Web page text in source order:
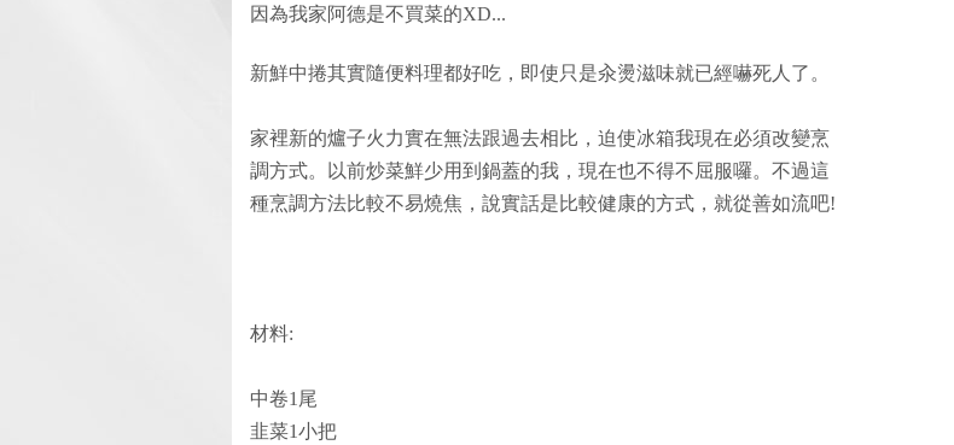
因為我家阿德是不買菜的XD...
新鮮中捲其實隨便料理都好吃，即使只是汆燙滋味就已經嚇死人了。
家裡新的爐子火力實在無法跟過去相比，迫使冰箱我現在必須改變烹
調方式。以前炒菜鮮少用到鍋蓋的我，現在也不得不屈服囉。不過這
種烹調方法比較不易燒焦，說實話是比較健康的方式，就從善如流吧!
材料:
中卷1尾
韭菜1小把